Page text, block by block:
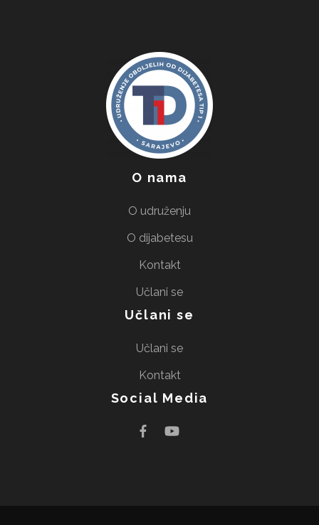
O nama
O udruženju
O dijabetesu
Kontakt
Učlani se
Učlani se
Učlani se
Kontakt
Social Media